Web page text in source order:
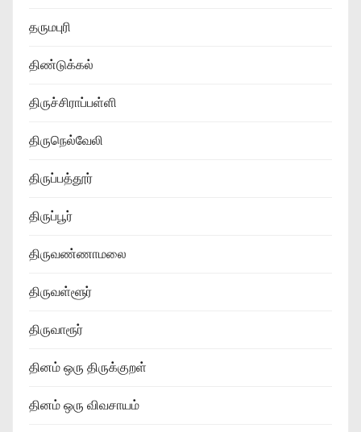
தருமபுரி
திண்டுக்கல்
திருச்சிராப்பள்ளி
திருநெல்வேலி
திருப்பத்தூர்
திருப்பூர்
திருவண்ணாமலை
திருவள்ளூர்
திருவாரூர்
தினம் ஒரு திருக்குறள்
தினம் ஒரு விவசாயம்